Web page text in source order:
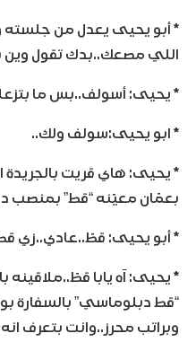
* أبو يحيى يعدل من جلسته
اللي مصعك..بدك تقول وين
* يحيى: أسولف..بس ما
* ابو يحيى:سولف ولك..
* يحيى: هاي قريت بالجريدة
بعمّان معيّنه “قط” بمنصب
* أبو يحيى: قطّ..عادي..زي
* يحيى: آه يابا قطّ..ملاقينه
“قط دبلوماسي” بالسفارة
وبراتب محرز..وانت بتعرف